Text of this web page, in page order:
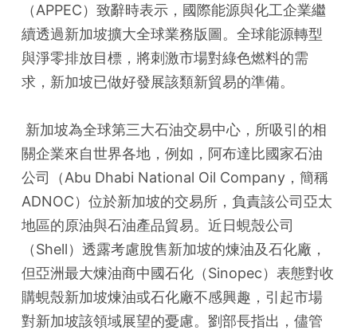
（APPEC）致辭時表示，國際能源與化工企業繼
續透過新加坡擴大全球業務版圖。全球能源轉型
與淨零排放目標，將刺激市場對綠色燃料的需
求，新加坡已做好發展該類新貿易的準備。
關企業來自世界各地，例如，阿布達比國家石油
公司（Abu Dhabi National Oil Company，簡稱
ADNOC）位於新加坡的交易所，負責該公司亞太
地區的原油與石油產品貿易。近日蜆殼公司
（Shell）透露考慮脫售新加坡的煉油及石化廠，
但亞洲最大煉油商中國石化（Sinopec）表態對收
購蜆殼新加坡煉油或石化廠不感興趣，引起市場
對新加坡該領域展望的憂慮。劉部長指出，儘管